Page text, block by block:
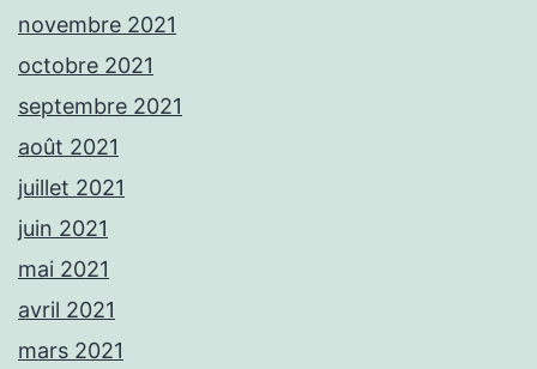
novembre 2021
octobre 2021
septembre 2021
août 2021
juillet 2021
juin 2021
mai 2021
avril 2021
mars 2021